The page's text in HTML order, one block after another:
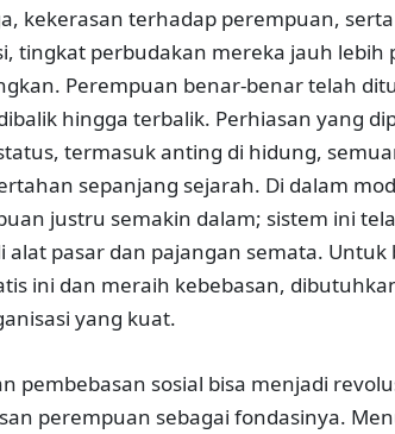
kekerasan terhadap perempuan,
tingkat perbudakan mereka jauh lebih
Perempuan benar-benar telah
hingga terbalik. Perhiasan yang
termasuk anting di hidung,
sepanjang sejarah. Di dalam
justru semakin dalam; sistem ini
pasar dan pajangan semata. Untuk
ini dan meraih kebebasan,
yang kuat.
pembebasan sosial bisa menjadi
perempuan sebagai fondasinya.